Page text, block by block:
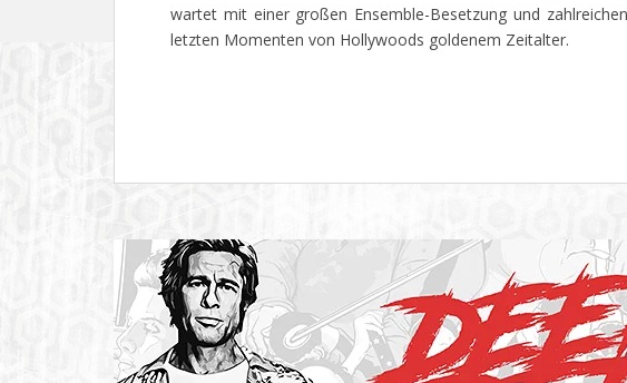
wartet mit einer großen Ensemble-Besetzung und
letzten Momenten von Hollywoods goldenem Zeitalter.